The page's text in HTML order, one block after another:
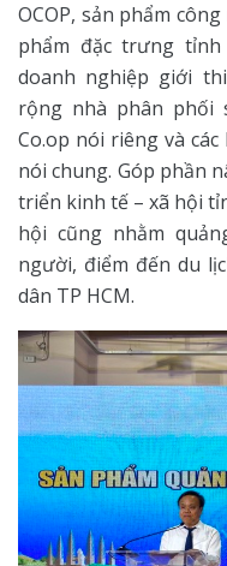
OCOP, sản phẩm
phẩm đặc trưng
doanh nghiệp giới
rộng nhà phân phối
Co.op nói riêng và
nói chung. Góp phần
triển kinh tế – xã hội
hội cũng nhằm
người, điểm đến du
dân TP HCM.